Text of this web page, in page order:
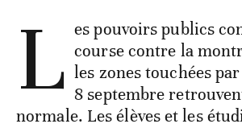
L es pouvoirs publics
course contre la
les zones touchées
8 septembre
normale. Les élèves et les